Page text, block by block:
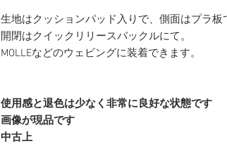
生地はクッションパッド入りで、側面はプラ板
開閉はクイックリリースバックルにて。
MOLLEなどのウェビングに装着できます。
使用感と退色は少なく非常に良好な状態です
画像が現品です
中古上